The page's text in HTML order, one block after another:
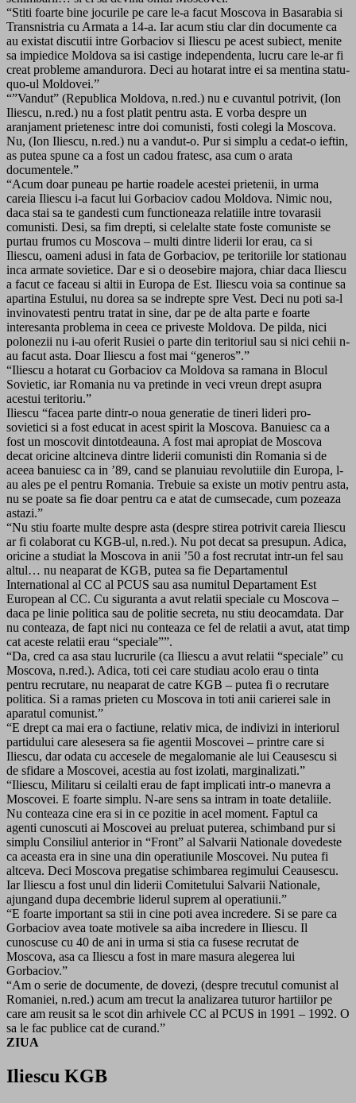
“Stiti foarte bine jocurile pe care le-a facut Moscova in Basarabia si
Transnistria cu Armata a 14-a. Iar acum stiu clar din documente ca
au existat discutii intre Gorbaciov si Iliescu pe acest subiect, menite
sa impiedice Moldova sa isi castige independenta, lucru care le-ar fi
creat probleme amandurora. Deci au hotarat intre ei sa mentina statu-
quo-ul Moldovei.”
“”Vandut” (Republica Moldova, n.red.) nu e cuvantul potrivit, (Ion
Iliescu, n.red.) nu a fost platit pentru asta. E vorba despre un
aranjament prietenesc intre doi comunisti, fosti colegi la Moscova.
Nu, (Ion Iliescu, n.red.) nu a vandut-o. Pur si simplu a cedat-o ieftin,
as putea spune ca a fost un cadou fratesc, asa cum o arata
documentele.”
“Acum doar puneau pe hartie roadele acestei prietenii, in urma
careia Iliescu i-a facut lui Gorbaciov cadou Moldova. Nimic nou,
daca stai sa te gandesti cum functioneaza relatiile intre tovarasii
comunisti. Desi, sa fim drepti, si celelalte state foste comuniste se
purtau frumos cu Moscova – multi dintre liderii lor erau, ca si
Iliescu, oameni adusi in fata de Gorbaciov, pe teritoriile lor stationau
inca armate sovietice. Dar e si o deosebire majora, chiar daca Iliescu
a facut ce faceau si altii in Europa de Est. Iliescu voia sa continue sa
apartina Estului, nu dorea sa se indrepte spre Vest. Deci nu poti sa-l
invinovatesti pentru tratat in sine, dar pe de alta parte e foarte
interesanta problema in ceea ce priveste Moldova. De pilda, nici
polonezii nu i-au oferit Rusiei o parte din teritoriul sau si nici cehii n-
au facut asta. Doar Iliescu a fost mai “generos”.”
“Iliescu a hotarat cu Gorbaciov ca Moldova sa ramana in Blocul
Sovietic, iar Romania nu va pretinde in veci vreun drept asupra
acestui teritoriu.”
Iliescu “facea parte dintr-o noua generatie de tineri lideri pro-
sovietici si a fost educat in acest spirit la Moscova. Banuiesc ca a
fost un moscovit dintotdeauna. A fost mai apropiat de Moscova
decat oricine altcineva dintre liderii comunisti din Romania si de
aceea banuiesc ca in ’89, cand se planuiau revolutiile din Europa, l-
au ales pe el pentru Romania. Trebuie sa existe un motiv pentru asta,
nu se poate sa fie doar pentru ca e atat de cumsecade, cum pozeaza
astazi.”
“Nu stiu foarte multe despre asta (despre stirea potrivit careia Iliescu
ar fi colaborat cu KGB-ul, n.red.). Nu pot decat sa presupun. Adica,
oricine a studiat la Moscova in anii ’50 a fost recrutat intr-un fel sau
altul… nu neaparat de KGB, putea sa fie Departamentul
International al CC al PCUS sau asa numitul Departament Est
European al CC. Cu siguranta a avut relatii speciale cu Moscova –
daca pe linie politica sau de politie secreta, nu stiu deocamdata. Dar
nu conteaza, de fapt nici nu conteaza ce fel de relatii a avut, atat timp
cat aceste relatii erau “speciale””.
“Da, cred ca asa stau lucrurile (ca Iliescu a avut relatii “speciale” cu
Moscova, n.red.). Adica, toti cei care studiau acolo erau o tinta
pentru recrutare, nu neaparat de catre KGB – putea fi o recrutare
politica. Si a ramas prieten cu Moscova in toti anii carierei sale in
aparatul comunist.”
“E drept ca mai era o factiune, relativ mica, de indivizi in interiorul
partidului care alesesera sa fie agentii Moscovei – printre care si
Iliescu, dar odata cu accesele de megalomanie ale lui Ceausescu si
de sfidare a Moscovei, acestia au fost izolati, marginalizati.”
“Iliescu, Militaru si ceilalti erau de fapt implicati intr-o manevra a
Moscovei. E foarte simplu. N-are sens sa intram in toate detaliile.
Nu conteaza cine era si in ce pozitie in acel moment. Faptul ca
agenti cunoscuti ai Moscovei au preluat puterea, schimband pur si
simplu Consiliul anterior in “Front” al Salvarii Nationale dovedeste
ca aceasta era in sine una din operatiunile Moscovei. Nu putea fi
altceva. Deci Moscova pregatise schimbarea regimului Ceausescu.
Iar Iliescu a fost unul din liderii Comitetului Salvarii Nationale,
ajungand dupa decembrie liderul suprem al operatiunii.”
“E foarte important sa stii in cine poti avea incredere. Si se pare ca
Gorbaciov avea toate motivele sa aiba incredere in Iliescu. Il
cunoscuse cu 40 de ani in urma si stia ca fusese recrutat de
Moscova, asa ca Iliescu a fost in mare masura alegerea lui
Gorbaciov.”
“Am o serie de documente, de dovezi, (despre trecutul comunist al
Romaniei, n.red.) acum am trecut la analizarea tuturor hartiilor pe
care am reusit sa le scot din arhivele CC al PCUS in 1991 – 1992. O
sa le fac publice cat de curand.”
ZIUA
Iliescu KGB